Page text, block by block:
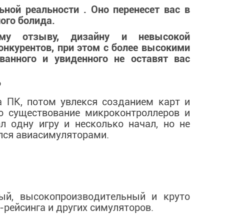
реальности . Оно перенесет вас в
болида.
отзыву, дизайну и невысокой
при этом с более высокими
и увиденного не оставят вас
ПК, потом увлекся созданием карт и
микроконтроллеров и
одну игру и несколько начал, но не
авиасимуляторами.
высокопроизводительный и круто
и других симуляторов.